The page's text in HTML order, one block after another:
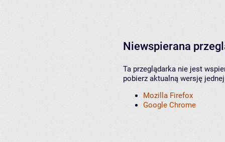
Niewspierana
Ta przeglądarka nie jest
pobierz aktualną wersję
Mozilla Firefox
Google Chrome